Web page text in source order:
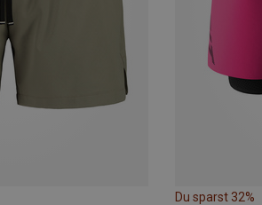
Du sparst 32%